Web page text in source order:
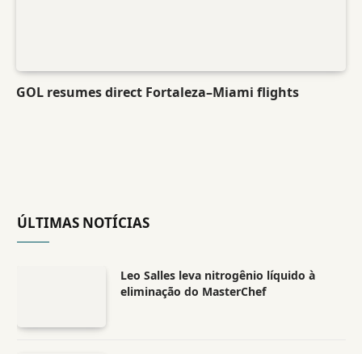
GOL resumes direct Fortaleza–Miami flights
ÚLTIMAS NOTÍCIAS
Leo Salles leva nitrogênio líquido à
eliminação do MasterChef